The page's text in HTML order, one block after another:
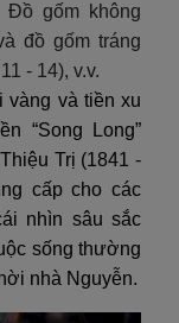
Đồ gốm không
đồ gốm tráng
- 14), v.v.
vàng và tiền xu
“Song Long”
Trị (1841 -
cấp cho các
nhìn sâu sắc
sống thường
nhà Nguyễn.